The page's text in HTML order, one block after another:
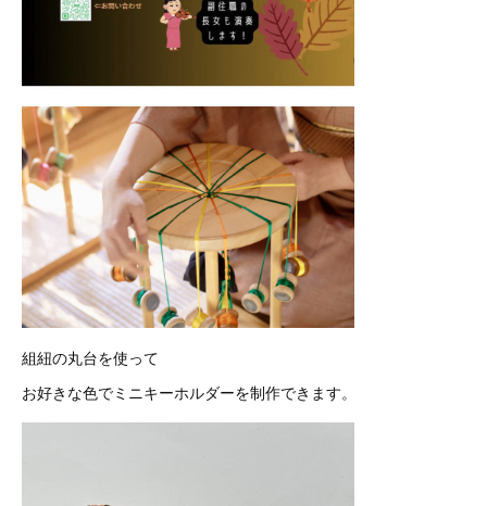
組紐の丸台を使って
お好きな色でミニキーホルダーを制作できます。